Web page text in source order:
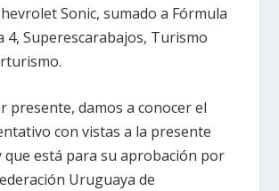
Sonic, sumado a Fórmula
4, Superescarabajos, Turismo
presente, damos a conocer el
con vistas a la presente
que está para su aprobación por
Uruguaya de